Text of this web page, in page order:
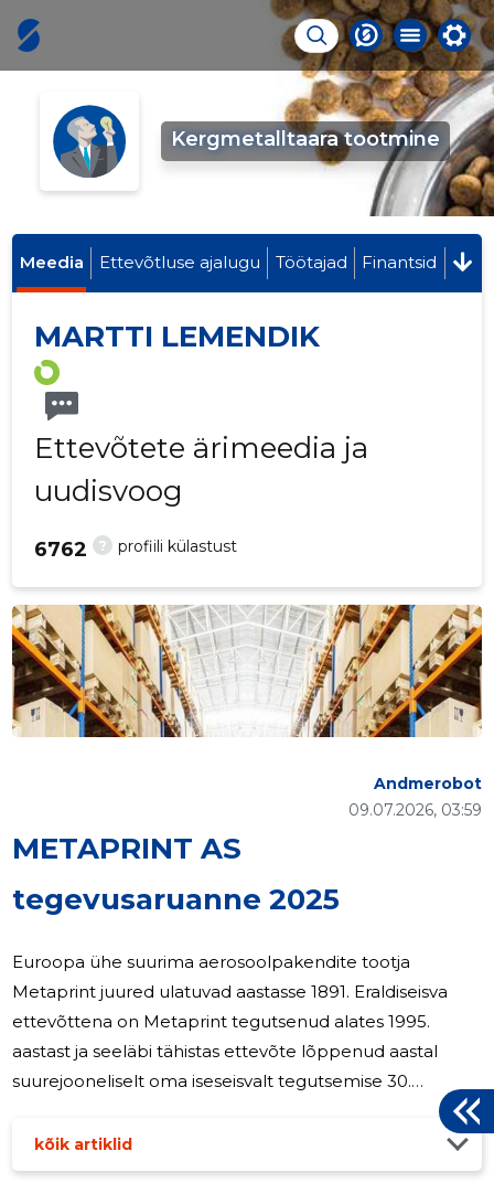
Kergmetalltaara tootmine
Meedia Ettevõtluse ajalugu Töötajad Finantsid
MARTTI LEMENDIK
Ettevõtete ärimeedia ja
uudisvoog
? profiili külastust
6762
METAPRINT AS
tegevusaruanne 2025
09.07.2026, 03:59
Andmerobot
Euroopa ühe suurima aerosoolpakendite tootja
Metaprint juured ulatuvad aastasse 1891. Eraldiseisva
ettevõttena on Metaprint tegutsenud alates 1995.
aastast ja seeläbi tähistas ettevõte lõppenud aastal
suurejooneliselt oma iseseisvalt tegutsemise 30.
aastapäeva. Praeguseks omab ettevõte Eestis tehaseid
Tallinnas ja Pärnus ning lisaks koordineerib Tallinnast
oma sõsartehast Heerenveenis Hollandis ja 2027. aastal
kõik artiklid